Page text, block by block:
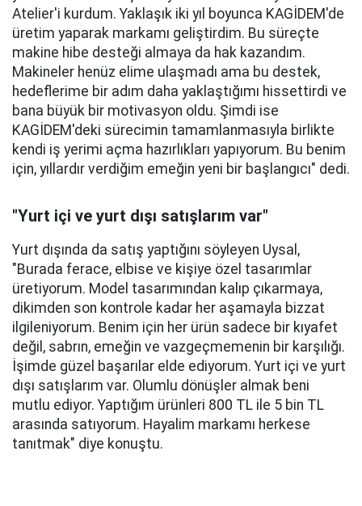
Atelier'i kurdum. Yaklaşık iki yıl boyunca KAGİDEM'de
üretim yaparak markamı geliştirdim. Bu süreçte
makine hibe desteği almaya da hak kazandım.
Makineler henüz elime ulaşmadı ama bu destek,
hedeflerime bir adım daha yaklaştığımı hissettirdi ve
bana büyük bir motivasyon oldu. Şimdi ise
KAGİDEM'deki sürecimin tamamlanmasıyla birlikte
kendi iş yerimi açma hazırlıkları yapıyorum. Bu benim
için, yıllardır verdiğim emeğin yeni bir başlangıcı" dedi.
"Yurt içi ve yurt dışı satışlarım var"
Yurt dışında da satış yaptığını söyleyen Uysal,
"Burada ferace, elbise ve kişiye özel tasarımlar
üretiyorum. Model tasarımından kalıp çıkarmaya,
dikimden son kontrole kadar her aşamayla bizzat
ilgileniyorum. Benim için her ürün sadece bir kıyafet
değil, sabrın, emeğin ve vazgeçmemenin bir karşılığı.
İşimde güzel başarılar elde ediyorum. Yurt içi ve yurt
dışı satışlarım var. Olumlu dönüşler almak beni
mutlu ediyor. Yaptığım ürünleri 800 TL ile 5 bin TL
arasında satıyorum. Hayalim markamı herkese
tanıtmak" diye konuştu.